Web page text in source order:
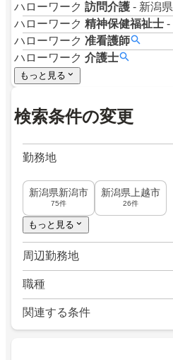
ハローワーク 訪問介護 - 新潟県
ハローワーク 精神保健福祉士 -
ハローワーク 准看護師
ハローワーク 介護士
もっと見る
検索条件の変更
勤務地
新潟県新潟市
75件
新潟県上越市
26件
もっと見る
周辺勤務地
職種
関連する条件